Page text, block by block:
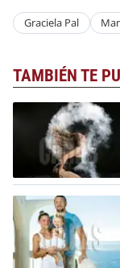
Graciela Pal
TAMBIÉN TE